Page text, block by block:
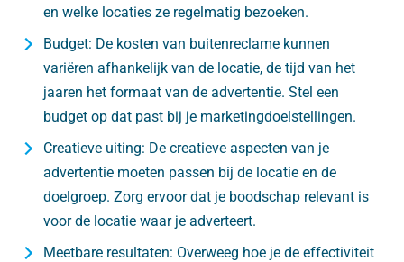
en welke locaties ze regelmatig bezoeken.
Budget: De kosten van buitenreclame kunnen
variëren afhankelijk van de locatie, de tijd van het
jaaren het formaat van de advertentie. Stel een
budget op dat past bij je marketingdoelstellingen.
Creatieve uiting: De creatieve aspecten van je
advertentie moeten passen bij de locatie en de
doelgroep. Zorg ervoor dat je boodschap relevant is
voor de locatie waar je adverteert.
Meetbare resultaten: Overweeg hoe je de effectiviteit